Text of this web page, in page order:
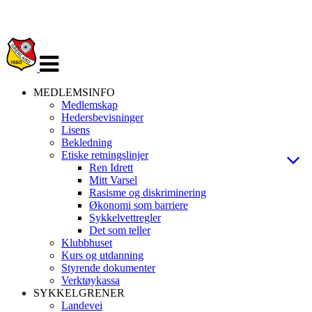
navigasjon
MEDLEMSINFO
Medlemskap
Hedersbevisninger
Lisens
Bekledning
Etiske retningslinjer
Ren Idrett
Mitt Varsel
Rasisme og diskriminering
Økonomi som barriere
Sykkelvettregler
Det som teller
Klubbhuset
Kurs og utdanning
Styrende dokumenter
Verktøykassa
SYKKELGRENER
Landevei